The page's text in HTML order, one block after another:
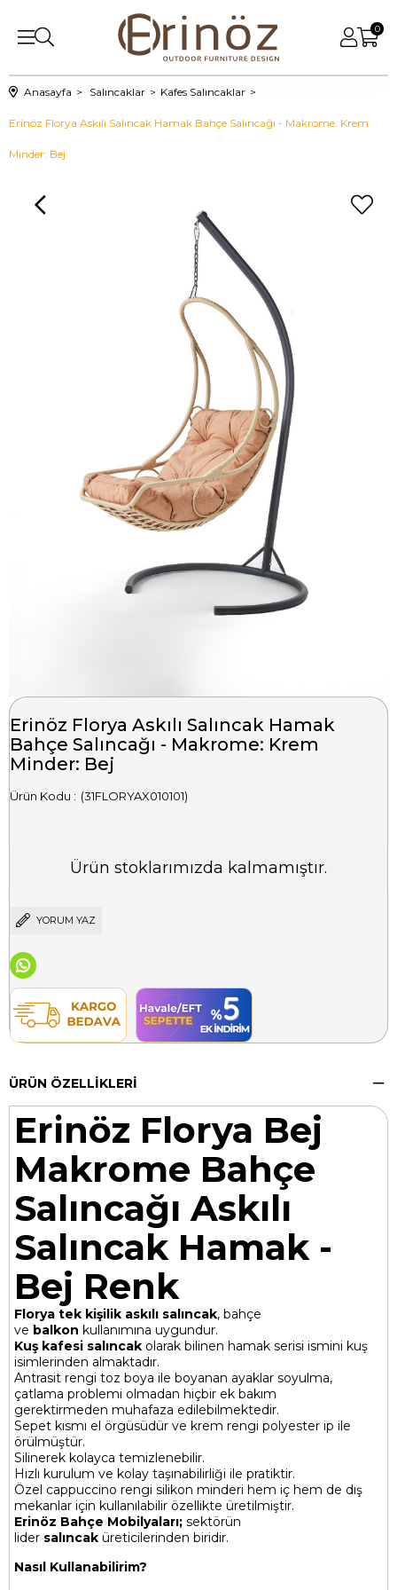
0
Anasayfa Salıncaklar Kafes Salıncaklar
Erinöz Florya Askılı Salıncak Hamak Bahçe Salıncağı - Makrome: Krem
Minder: Bej
Erinöz Florya Askılı Salıncak Hamak
Bahçe Salıncağı - Makrome: Krem
Minder: Bej
(31FLORYAX010101)
Ürün stoklarımızda kalmamıştır.
YORUM YAZ
ÜRÜN ÖZELLIKLERI
Erinöz Florya Bej
Makrome Bahçe
Salıncağı Askılı
Salıncak Hamak -
Bej Renk
Florya tek kişilik askılı salıncak, bahçe
ve balkon kullanımına uygundur.
Kuş kafesi salıncak olarak bilinen hamak serisi ismini kuş
isimlerinden almaktadır.
Antrasit rengi toz boya ile boyanan ayaklar soyulma,
çatlama problemi olmadan hiçbir ek bakım
gerektirmeden muhafaza edilebilmektedir.
Sepet kısmı el örgüsüdür ve krem rengi polyester ip ile
örülmüştür.
Silinerek kolayca temizlenebilir.
Hızlı kurulum ve kolay taşınabilirliği ile pratiktir.
Özel cappuccino rengi silikon minderi hem iç hem de dış
mekanlar için kullanılabilir özellikte üretilmiştir.
Erinöz Bahçe Mobilyaları; sektörün
lider salıncak üreticilerinden biridir.
Nasıl Kullanabilirim?